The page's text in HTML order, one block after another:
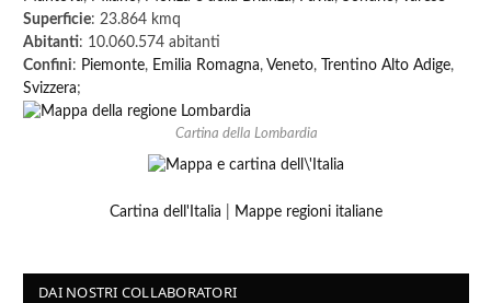
Superficie: 23.864 kmq
Abitanti: 10.060.574 abitanti
Confini: Piemonte, Emilia Romagna, Veneto, Trentino Alto Adige,
Svizzera;
Cartina della Lombardia
Cartina dell'Italia Mappe regioni italiane
DAI NOSTRI COLLABORATORI